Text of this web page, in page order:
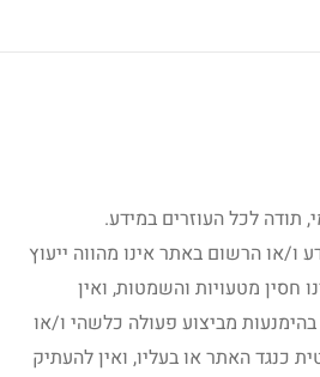
תודה לכל העוזרים במידע.
ו/או הרשום באתר אינו מהווה ייעוץ
חסין מטעויות והשמטות, ואין
מביצוע פעולה כלשהי ו/או
האתר או בעליו, ואין להעתיק